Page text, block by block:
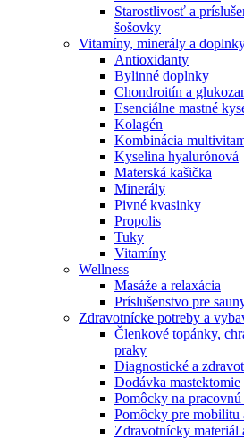
Starostlivosť a
šošovky
Vitamíny, minerály a
Antioxidanty
Bylinné doplnky
Chondroitín a
Esenciálne mastné
Kolagén
Kombinácia
Kyselina hyalurónová
Materská kašička
Minerály
Pivné kvasinky
Propolis
Tuky
Vitamíny
Wellness
Masáže a relaxácia
Príslušenstvo pre
Zdravotnícke potreby a
Členkové topánky,
praky
Diagnostické a
Dodávka mastektomie
Pomôcky na
Pomôcky pre mobilitu
Zdravotnícky materiál